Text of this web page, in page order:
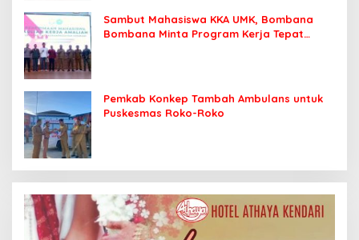
Sambut Mahasiswa KKA UMK, Bombana
Bombana Minta Program Kerja Tepat
Pemkab Konkep Tambah Ambulans untuk
Puskesmas Roko-Roko